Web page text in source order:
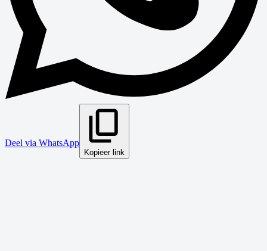
Deel via WhatsApp
Kopieer link